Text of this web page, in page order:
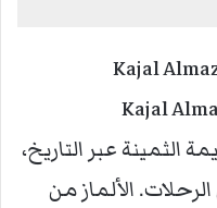
Kajal
الثمينة عبر التاريخ،
الألماز من